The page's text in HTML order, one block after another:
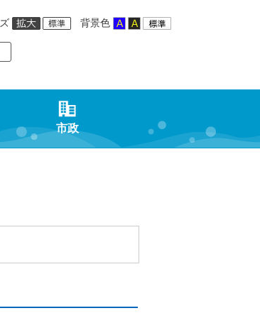
背景色
市政